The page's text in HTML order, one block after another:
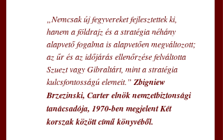
„Nemcsak új fegyvereket fejlesztettek ki,
hanem a földrajz és a stratégia néhány
alapvető fogalma is alapvetően megváltozott;
az űr és az időjárás ellenőrzése felváltotta
Szuezt vagy Gibraltárt, mint a stratégia
kulcsfontosságú elemeit.” Zbigniew
Brzezinski, Carter elnök nemzetbiztonsági
tanácsadója, 1970-ben megjelent Két
korszak között című könyvéből.